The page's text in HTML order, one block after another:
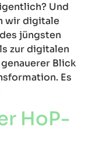
Und
wir digitale
jüngsten
zur digitalen
Blick
Es
HoP-